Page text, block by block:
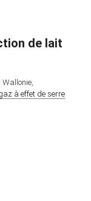
de lait
Wallonie,
à effet de serre